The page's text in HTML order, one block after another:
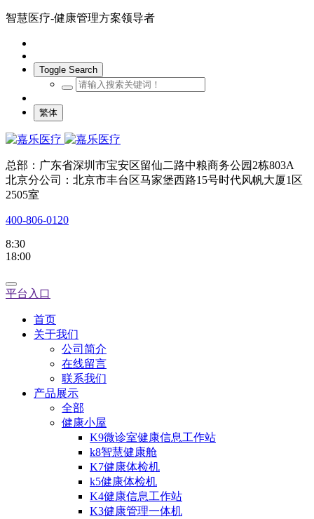
智慧医疗-健康管理方案领导者
Toggle Search
繁体
总部：广东省深圳市宝安区留仙二路中粮商务公园2栋803A
北京分公司：北京市丰台区马家堡西路15号时代风帆大厦1区
2505室
400-806-0120
8:30
18:00
平台入口
首页
关于我们
公司简介
在线留言
联系我们
产品展示
全部
健康小屋
K9微诊室健康信息工作站
k8智慧健康舱
K7健康体检机
k5健康体检机
K4健康信息工作站
K3健康管理一体机